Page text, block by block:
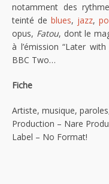
notamment des
teinté de blues, jazz,
opus, Fatou, dont le
à l’émission “Later
BBC Two…
Fiche
Artiste, musique,
Production – Nare
Label – No Format!